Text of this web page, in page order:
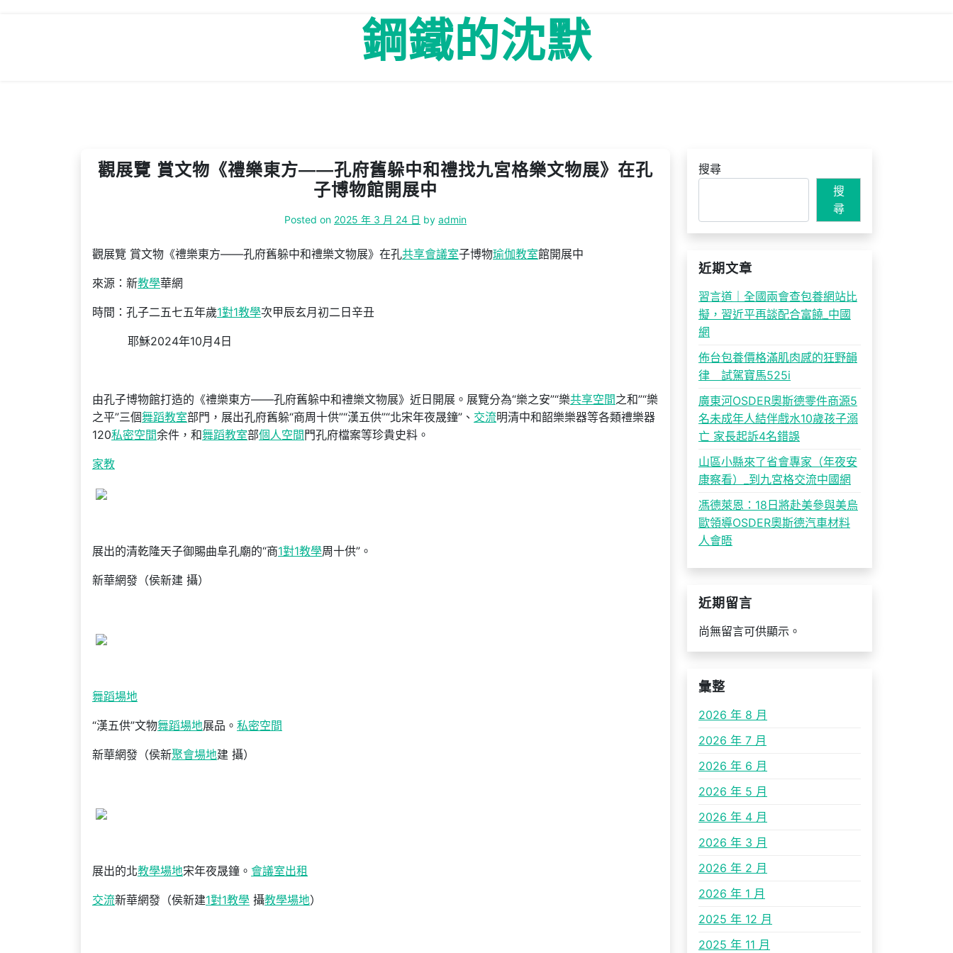
鋼鐵的沈默
觀展覽 賞文物《禮樂東方——孔府舊躲中和禮找九宮格樂文物展》在孔
子博物館開展中
Posted on 2025 年 3 月 24 日 by admin
觀展覽 賞文物《禮樂東方——孔府舊躲中和禮樂文物展》在孔共享會議室子博物瑜伽教室館開展中
來源：新教學華網
時間：孔子二五七五年歲1對1教學次甲辰玄月初二日辛丑
耶穌2024年10月4日
由孔子博物館打造的《禮樂東方——孔府舊躲中和禮樂文物展》近日開展。展覽分為“樂之安”“樂共享空間之和”“樂
之平”三個舞蹈教室部門，展出孔府舊躲“商周十供”“漢五供”“北宋年夜晟鐘”、 交流明清中和韶樂樂器等各類禮樂器
120私密空間余件，和舞蹈教室部個人空間 門孔府檔案等珍貴史料。
家教
展出的清乾隆天子御賜曲阜孔廟的“商1對1教學周十供”。
新華網發（侯新建 攝）
舞蹈場地
“漢五供”文物舞蹈場地展品。 私密空間
新華網發（侯新聚會場地建 攝）
展出的北教學場地宋年夜晟鐘。 會議室出租
交流新華網發（侯新建1對1教學 攝教學場地）
搜尋
搜
尋
近期文章
習言道｜全國兩會查包養網站比
擬，習近平再談配合富饒_中國
網
佈台包養價格滿肌肉感的狂野韻
律 試駕寶馬525i
廣東河OSDER奧斯德零件商源5
名未成年人結伴戲水10歲孩子溺
亡 家長起訴4名錯誤
山區小縣來了省會專家（年夜安
康察看）_到九宮格交流中國網
馮德萊恩：18日將赴美參與美烏
歐領導OSDER奧斯德汽車材料
人會晤
近期留言
尚無留言可供顯示。
彙整
2026 年 8 月
2026 年 7 月
2026 年 6 月
2026 年 5 月
2026 年 4 月
2026 年 3 月
2026 年 2 月
2026 年 1 月
2025 年 12 月
2025 年 11 月